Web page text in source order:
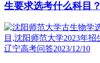
生要求选考什么科目？
辽宁高考问答2023/12/10